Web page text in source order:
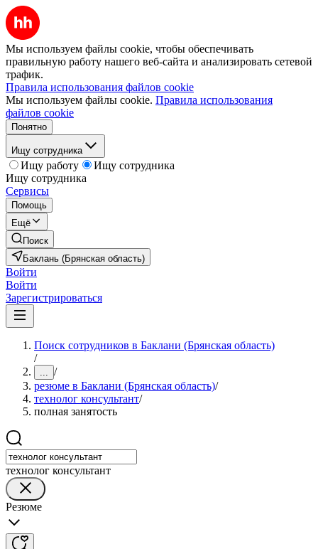
Мы используем файлы cookie, чтобы обеспечивать
правильную работу нашего веб-сайта и анализировать сетевой
трафик.
Правила использования файлов cookie
Мы используем файлы cookie. Правила использования
файлов cookie
Понятно
Ищу сотрудника
Ищу работу
Ищу сотрудника
Ищу сотрудника
Сервисы
Помощь
Ещё
Поиск
Баклань (Брянская область)
Войти
Войти
Зарегистрироваться
Поиск сотрудников в Баклани (Брянская область)
/
... /
резюме в Баклани (Брянская область)/
технолог консультант/
полная занятость
технолог консультант
Резюме